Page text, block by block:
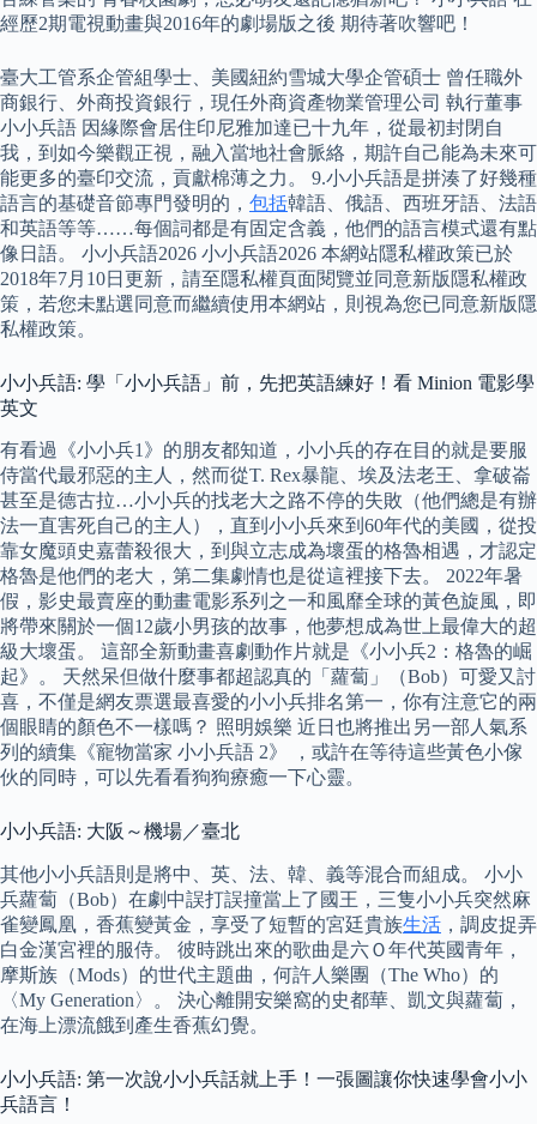
經歷2期電視動畫與2016年的劇場版之後 期待著吹響吧！
臺大工管系企管組學士、美國紐約雪城大學企管碩士 曾任職外
商銀行、外商投資銀行，現任外商資產物業管理公司 執行董事
小小兵語 因緣際會居住印尼雅加達已十九年，從最初封閉自
我，到如今樂觀正視，融入當地社會脈絡，期許自己能為未來可
能更多的臺印交流，貢獻棉薄之力。 9.小小兵語是拼湊了好幾種
語言的基礎音節專門發明的， 包括韓語、俄語、西班牙語、法語
和英語等等……每個詞都是有固定含義，他們的語言模式還有點
像日語。 小小兵語2026 小小兵語2026 本網站隱私權政策已於
2018年7月10日更新，請至隱私權頁面閱覽並同意新版隱私權政
策，若您未點選同意而繼續使用本網站，則視為您已同意新版隱
私權政策。
小小兵語: 學「小小兵語」前，先把英語練好！看 Minion 電影學
英文
有看過《小小兵1》的朋友都知道，小小兵的存在目的就是要服
侍當代最邪惡的主人，然而從T. Rex暴龍、埃及法老王、拿破崙
甚至是德古拉…小小兵的找老大之路不停的失敗（他們總是有辦
法一直害死自己的主人），直到小小兵來到60年代的美國，從投
靠女魔頭史嘉蕾殺很大，到與立志成為壞蛋的格魯相遇，才認定
格魯是他們的老大，第二集劇情也是從這裡接下去。 2022年暑
假，影史最賣座的動畫電影系列之一和風靡全球的黃色旋風，即
將帶來關於一個12歲小男孩的故事，他夢想成為世上最偉大的超
級大壞蛋。 這部全新動畫喜劇動作片就是《小小兵2：格魯的崛
起》。 天然呆但做什麼事都超認真的「蘿蔔」（Bob）可愛又討
喜，不僅是網友票選最喜愛的小小兵排名第一，你有注意它的兩
個眼睛的顏色不一樣嗎？ 照明娛樂 近日也將推出另一部人氣系
列的續集《寵物當家 小小兵語 2》 ，或許在等待這些黃色小傢
伙的同時，可以先看看狗狗療癒一下心靈。
小小兵語: 大阪～機場／臺北
其他小小兵語則是將中、英、法、韓、義等混合而組成。 小小
兵蘿蔔（Bob）在劇中誤打誤撞當上了國王，三隻小小兵突然麻
雀變鳳凰，香蕉變黃金，享受了短暫的宮廷貴族生活 ，調皮捉弄
白金漢宮裡的服侍。 彼時跳出來的歌曲是六Ｏ年代英國青年，
摩斯族（Mods）的世代主題曲，何許人樂團（The Who）的
〈My Generation〉。 決心離開安樂窩的史都華、凱文與蘿蔔，
在海上漂流餓到產生香蕉幻覺。
小小兵語: 第一次說小小兵話就上手！一張圖讓你快速學會小小
兵語言！